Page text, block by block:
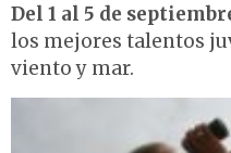
Del 1 al 5 de
los mejores talentos
viento y mar.